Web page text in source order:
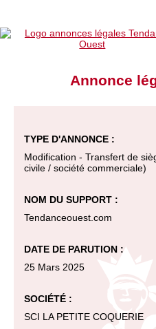
Annonce
TYPE D'ANNONCE :
Modification - Transfert de
civile / société commerciale)
NOM DU SUPPORT :
Tendanceouest.com
DATE DE PARUTION :
25 Mars 2025
SOCIÉTÉ :
SCI LA PETITE COQUERIE